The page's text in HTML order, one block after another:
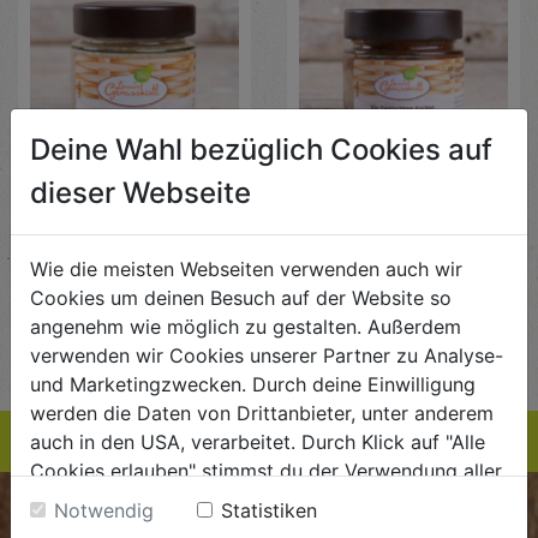
Senf Schlägler Roggen
100g
Laura's Genuss Kisterl
€ 5,99
€ 5,99 / STK
AUF DIE EINKAUFSLISTE
Glas 120g
Laura's Genuss Kisterl
€ 6,19
€ 6,19 / STK
AUF DIE EINKAUFSLISTE
BIOKISTE
Deine Wahl bezüglich Cookies auf
dieser Webseite
Wie die meisten Webseiten verwenden auch wir
Cookies um deinen Besuch auf der Website so
angenehm wie möglich zu gestalten. Außerdem
verwenden wir Cookies unserer Partner zu Analyse-
und Marketingzwecken. Durch deine Einwilligung
werden die Daten von Drittanbieter, unter anderem
auch in den USA, verarbeitet. Durch Klick auf "Alle
Cookies erlauben" stimmst du der Verwendung aller
Cookies zu. Unter "Details anzeigen" findest du alle
Infos zu den unterschiedlichen Cookies, du kannst
Notwendig
Statistiken